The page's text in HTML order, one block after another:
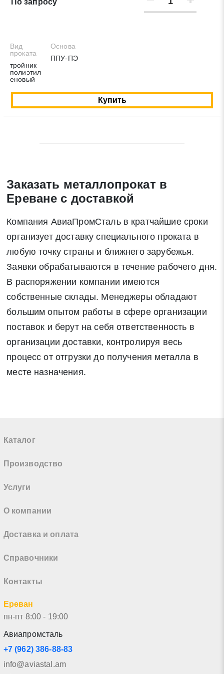
По запросу
Вид
проката
тройник
полиэтил
еновый
Основа
ППУ-ПЭ
Купить
Заказать металлопрокат в
Ереване с доставкой
Компания АвиаПромСталь в кратчайшие сроки
организует доставку специального проката в
любую точку страны и ближнего зарубежья.
Заявки обрабатываются в течение рабочего дня.
В распоряжении компании имеются
собственные склады. Менеджеры обладают
большим опытом работы в сфере организации
поставок и берут на себя ответственность в
организации доставки, контролируя весь
процесс от отгрузки до получения металла в
месте назначения.
Каталог
Производство
Услуги
О компании
Доставка и оплата
Справочники
Контакты
Ереван
пн-пт 8:00 - 19:00
Авиапромсталь
+7 (962) 386-88-83
info@aviastal.am
* - обязательные поля для заполнения
Отправить заявку
Нажимая на кнопку «Отправить заявку» Вы даете согласие
на обработку своих персональных данных в соответствии со
статьей 9 Федерального закона от 27 июля 2006 г. N 152-ФЗ
«О персональных данных», а также соглашаетесь на
информационную рассылку по средством e-mail или СМС